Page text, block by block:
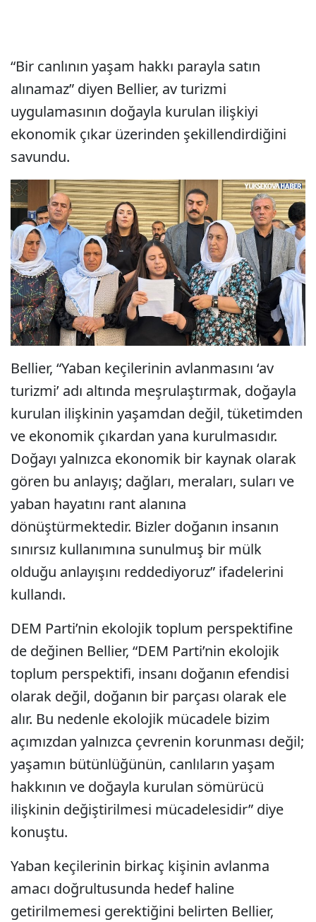
“Bir canlının yaşam hakkı parayla satın
alınamaz” diyen Bellier, av turizmi
uygulamasının doğayla kurulan ilişkiyi
ekonomik çıkar üzerinden şekillendirdiğini
savundu.
Bellier, “Yaban keçilerinin avlanmasını ‘av
turizmi’ adı altında meşrulaştırmak, doğayla
kurulan ilişkinin yaşamdan değil, tüketimden
ve ekonomik çıkardan yana kurulmasıdır.
Doğayı yalnızca ekonomik bir kaynak olarak
gören bu anlayış; dağları, meraları, suları ve
yaban hayatını rant alanına
dönüştürmektedir. Bizler doğanın insanın
sınırsız kullanımına sunulmuş bir mülk
olduğu anlayışını reddediyoruz” ifadelerini
kullandı.
DEM Parti’nin ekolojik toplum perspektifine
de değinen Bellier, “DEM Parti’nin ekolojik
toplum perspektifi, insanı doğanın efendisi
olarak değil, doğanın bir parçası olarak ele
alır. Bu nedenle ekolojik mücadele bizim
açımızdan yalnızca çevrenin korunması değil;
yaşamın bütünlüğünün, canlıların yaşam
hakkının ve doğayla kurulan sömürücü
ilişkinin değiştirilmesi mücadelesidir” diye
konuştu.
Yaban keçilerinin birkaç kişinin avlanma
amacı doğrultusunda hedef haline
getirilmemesi gerektiğini belirten Bellier,